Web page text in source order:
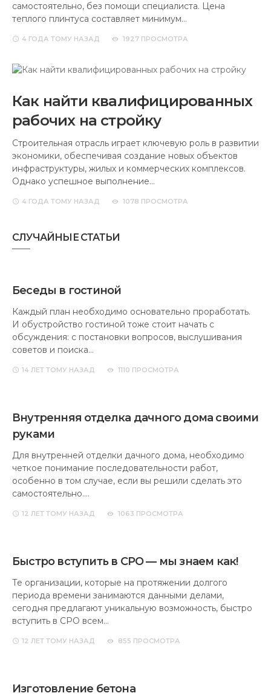
самостоятельно, без помощи специалиста. Цена
теплого плинтуса составляет минимум…
4 ГОДА ТОМУ НАЗАД 1927 ПРОСМОТРА
Как найти квалифицированных
рабочих на стройку
Строительная отрасль играет ключевую роль в развитии
экономики, обеспечивая создание новых объектов
инфраструктуры, жилых и коммерческих комплексов.
Однако успешное выполнение…
4 ГОДА ТОМУ НАЗАД 1078 ПРОСМОТРА
СЛУЧАЙНЫЕ СТАТЬИ
Беседы в гостиной
Каждый план необходимо основательно проработать.
И обустройство гостиной тоже стоит начать с
обсуждения: с постановки вопросов, выслушивания
советов и поиска…
14 ЛЕТ ТОМУ НАЗАД 1110 ПРОСМОТРА
Внутренняя отделка дачного дома своими
руками
Для внутренней отделки дачного дома, необходимо
четкое понимание последовательности работ,
особенно в том случае, если вы решили сделать это
самостоятельно.…
12 ЛЕТ ТОМУ НАЗАД 1063 ПРОСМОТРА
Быстро вступить в СРО — мы знаем как!
Те организации, которые на протяжении долгого
периода времени занимаются данными делами,
сегодня предлагают уникальную возможность, быстро
вступить в СРО всем…
12 ЛЕТ ТОМУ НАЗАД 855 ПРОСМОТРА
Изготовление бетона